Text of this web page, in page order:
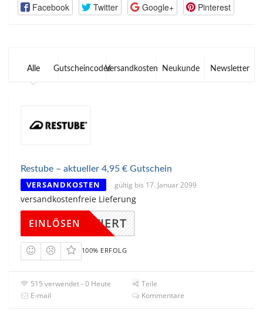
Facebook Twitter Google+ Pinterest
Alle GutscheincodesVersandkosten Neukunde Newsletter
Restube – aktueller 4,95 € Gutschein
VERSANDKOSTEN gültig bis 17. Januar 2099
versandkostenfreie Lieferung
KTIVIERT
EINLÖSEN
100% ERFOLG
515 verwendet - 0 Heute
Teile
E-mail
Kommentare